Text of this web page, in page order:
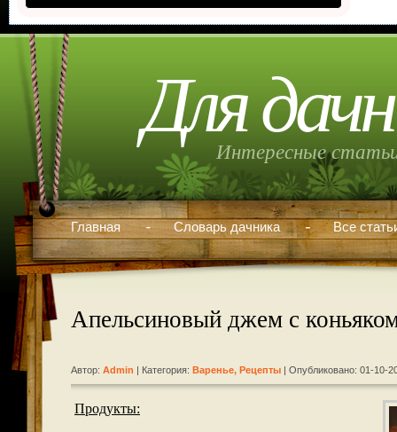
Для
Интересные
Главная Словарь дачника Все
Апельсиновый джем с
Автор: Admin | Категория: Варенье, Рецепты | Опубликовано: 01-10-
Продукты: